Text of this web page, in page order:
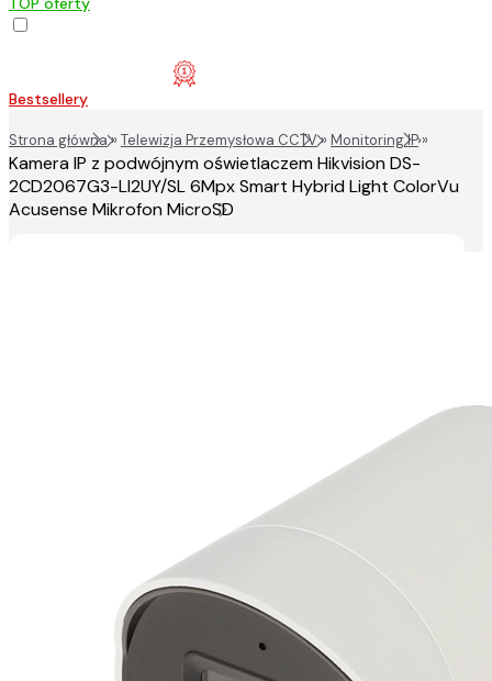
Bestsellery
Strona główna»Telewizja Przemysłowa CCTV»Monitoring IP»
Kamera IP z podwójnym oświetlaczem Hikvision DS-
2CD2067G3-LI2UY/SL 6Mpx Smart Hybrid Light ColorVu
Acusense Mikrofon MicroSD